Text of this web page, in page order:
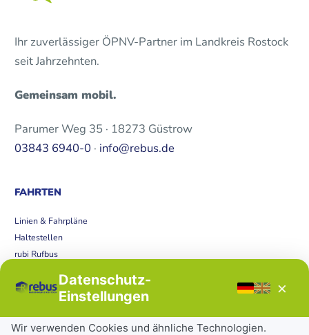
Ihr zuverlässiger ÖPNV-Partner im Landkreis Rostock
seit Jahrzehnten.
Gemeinsam mobil.
Parumer Weg 35 · 18273 Güstrow
03843 6940-0 · info@rebus.de
FAHRTEN
Linien & Fahrpläne
Haltestellen
rubi Rufbus
Störungen
Tickets & Tarife
Datenschutz-
Einstellungen
×
Wir verwenden Cookies und ähnliche Technologien.